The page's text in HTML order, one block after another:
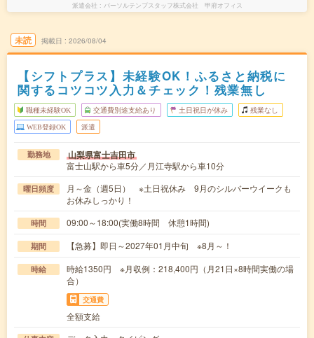
派遣会社 パーソルテンプスタッフ株式会社 甲府オフィス
未読 掲載日 2026/08/04
【シフトプラス】未経験OK！ふるさと納税に
関するコツコツ入力＆チェック！残業無し
職種未経験OK 交通費別途支給あり 土日祝日が休み 残業なし
WEB登録OK 派遣
勤務地 山梨県富士吉田市
富士山駅から車5分／月江寺駅から車10分
曜日頻度
月～金（週5日） ※土日祝休み 9月のシルバーウイークも
お休みしっかり！
時間 09:00～18:00(実働8時間 休憩1時間)
期間 【急募】即日～2027年01月中旬 ※8月～！
時給
時給1350円 ※月収例：218,400円（月21日×8時間実働の場
合）
交通費
全額支給